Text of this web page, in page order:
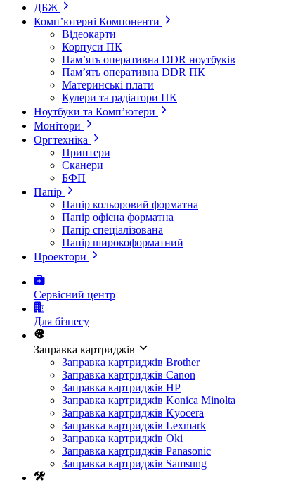
ДБЖ
Комп’ютерні Компоненти
Відеокарти
Корпуси ПК
Пам’ять оперативна DDR ноутбуків
Пам’ять оперативна DDR ПК
Материнські плати
Кулери та радіатори ПК
Ноутбуки та Комп’ютери
Монітори
Оргтехніка
Принтери
Сканери
БФП
Папір
Папір кольоровий форматна
Папір офісна форматна
Папір спеціалізована
Папір широкоформатний
Проектори
Сервісний центр
Для бізнесу
Заправка картриджів
Заправка картриджів Brother
Заправка картриджів Canon
Заправка картриджів HP
Заправка картриджів Konica Minolta
Заправка картриджів Kyocera
Заправка картриджів Lexmark
Заправка картриджів Oki
Заправка картриджів Panasonic
Заправка картриджів Samsung